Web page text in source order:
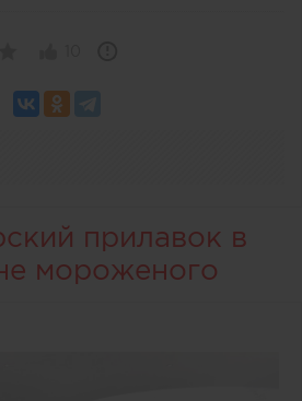
прилавок в
мороженого